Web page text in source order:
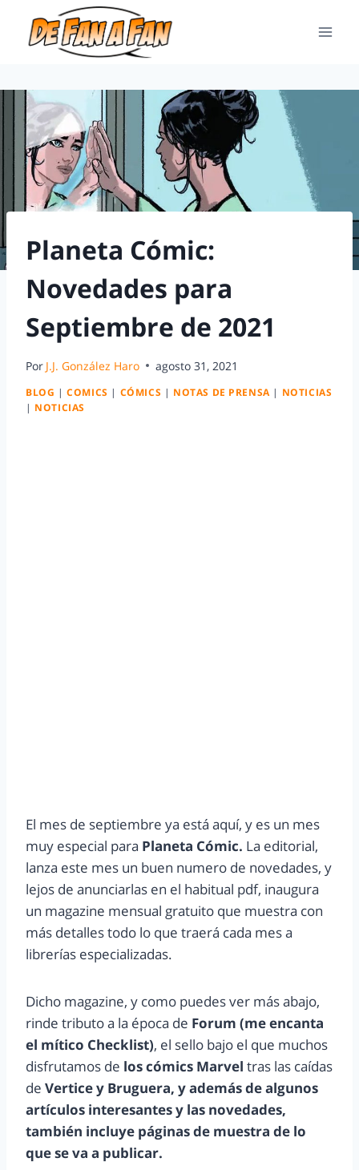
Planeta Cómic:
Novedades para
Septiembre de 2021
Por J.J. González Haro agosto 31, 2021
BLOG |COMICS | CÓMICS | NOTAS DE PRENSA | NOTICIAS
| NOTICIAS
El mes de septiembre ya está aquí, y es un mes
muy especial para Planeta Cómic. La editorial,
lanza este mes un buen numero de novedades, y
lejos de anunciarlas en el habitual pdf, inaugura
un magazine mensual gratuito que muestra con
más detalles todo lo que traerá cada mes a
librerías especializadas.
Dicho magazine, y como puedes ver más abajo,
rinde tributo a la época de Forum (me encanta
el mítico Checklist), el sello bajo el que muchos
disfrutamos de los cómics Marvel tras las caídas
de Vertice y Bruguera, y además de algunos
artículos interesantes y las novedades,
también incluye páginas de muestra de lo
que se va a publicar.